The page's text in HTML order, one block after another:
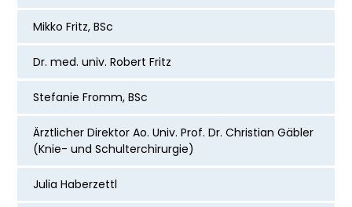
Mikko Fritz, BSc
Dr. med. univ. Robert Fritz
Stefanie Fromm, BSc
Ärztlicher DirektorAo. Univ. Prof. Dr. Christian Gäbler
(Knie- und Schulterchirurgie)
Julia Haberzettl